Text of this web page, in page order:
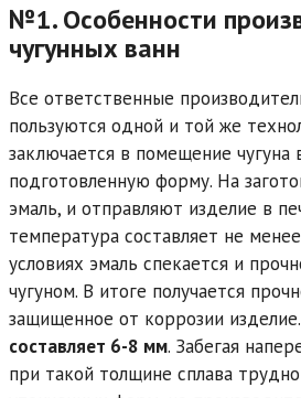
№1. Особенности
чугунных ванн
Все ответственные
пользуются одной и той же
заключается в помещение чугуна
подготовленную форму. На
эмаль, и отправляют изделие в
температура составляет не
условиях эмаль спекается и
чугуном. В итоге получается
защищенное от коррозии изделие.
составляет 6-8 мм. Забегая
при такой толщине сплава